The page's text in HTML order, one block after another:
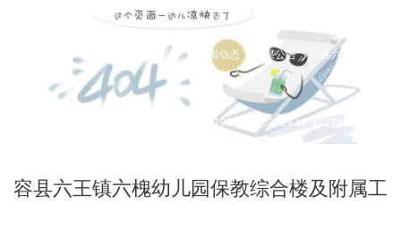
所在位置： 龙8国际官网-龙8娱乐 新闻动态 结果公告 容县六王镇六槐
幼儿园保教综合楼及附属工程[编号：rx2019030(ylzc2019-y2-41328-dlgx)]废
标公告
容县六王镇六槐幼儿园保教综合楼及附属工